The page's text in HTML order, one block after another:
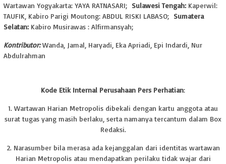
Wartawan Yogyakarta: YAYA RATNASARI; Sulawesi Tengah: Kaperwil:
TAUFIK, Kabiro Parigi Moutong: ABDUL RISKI LABASO; Sumatera
Selatan: Kabiro Musirawas : Alfirmansyah;
Kontributor:Wanda, Jamal, Haryadi, Eka Apriadi, Epi Indardi, Nur
Abdulrahman
Kode Etik Internal Perusahaan Pers Perhatian:
1. Wartawan Harian Metropolis dibekali dengan kartu anggota atau
surat tugas yang masih berlaku, serta namanya tercantum dalam Box
Redaksi.
2. Narasumber bila merasa ada kejanggalan dari identitas wartawan
Harian Metropolis atau mendapatkan perilaku tidak wajar dari